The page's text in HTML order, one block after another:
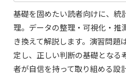
基礎を固めたい読者向けに、統
理。データの整理・可視化・推
き換えて解説します。演習問題
定し、正しい判断の基礎となる
者が自信を持って取り組める設